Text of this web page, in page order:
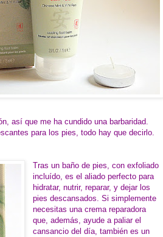
así que me ha cundido una barbaridad.
para los pies, todo hay que decirlo.
Tras un baño de pies, con exfoliado
incluído, es el aliado perfecto para
hidratar, nutrir, reparar, y dejar los
pies descansados. Si simplemente
necesitas una crema reparadora
que, además, ayude a paliar el
cansancio del día, también es un